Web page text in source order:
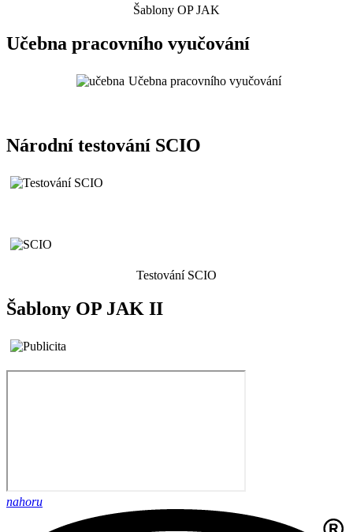
Šablony OP JAK
Učebna pracovního vyučování
Učebna pracovního vyučování
Národní testování SCIO
Testování SCIO
Šablony OP JAK II
nahoru